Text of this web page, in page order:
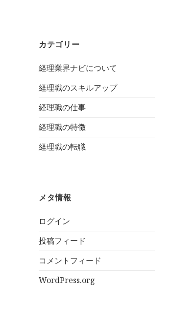
カテゴリー
経理業界ナビについて
経理職のスキルアップ
経理職の仕事
経理職の特徴
経理職の転職
メタ情報
ログイン
投稿フィード
コメントフィード
WordPress.org